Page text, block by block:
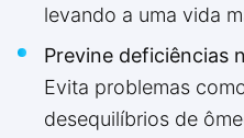
levando a uma vida
Previne deficiências
Evita problemas
desequilíbrios de